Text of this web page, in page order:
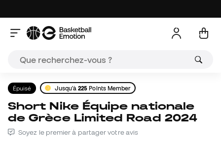
Épuisé Jusqu'à225 Points Member
Short Nike Équipe nationale
de Grèce Limited Road 2024
Soyez le premier à partager votre avis